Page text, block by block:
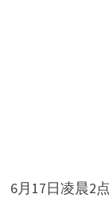
6月17日凌晨2